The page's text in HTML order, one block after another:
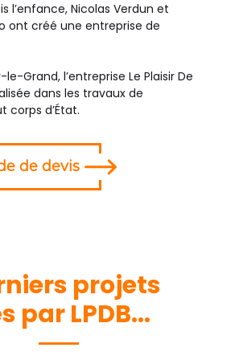
l’enfance, Nicolas Verdun et
ont créé une entreprise de
Grand, l’entreprise Le Plaisir De
dans les travaux de
corps d’État.
de devis
projets
par LPDB...